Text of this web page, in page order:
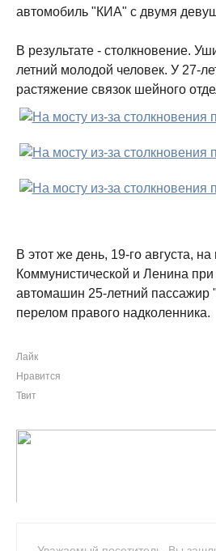
автомобиль "КИА" с двумя
В результате - столкновение.
летний молодой человек. У 27-
растяжение связок шейного
В этот же день, 19-го августа, на
Коммунистической и Ленина при
автомашин 25-летний пассажир
перелом правого надколенника.
Лайк
Нравится
Твит